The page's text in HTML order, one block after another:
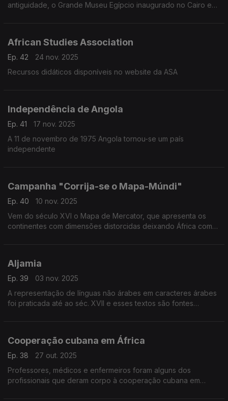
antiguidade, o Grande Museu Egípcio inaugurado no Cairo em
African Studies Association
Ep. 42
24 nov. 2025
Recursos didáticos disponíveis no website da ASA
Independência de Angola
Ep. 41
17 nov. 2025
A 11 de novembro de 1975 Angola tornou-se um país
independente
Campanha "Corrija-se o Mapa-Múndi"
Ep. 40
10 nov. 2025
Vem do século XVI o Mapa de Mercator, que apresenta os
continentes com dimensões distorcidas deixando África com
Aljamia
Ep. 39
03 nov. 2025
A representação de línguas não árabes em caracteres árabes
foi praticada até ao séc. XVII e esses textos são fontes
Cooperação cubana em África
Ep. 38
27 out. 2025
Professores, médicos e enfermeiros foram alguns dos
profissionais que deram corpo à cooperação cubana em